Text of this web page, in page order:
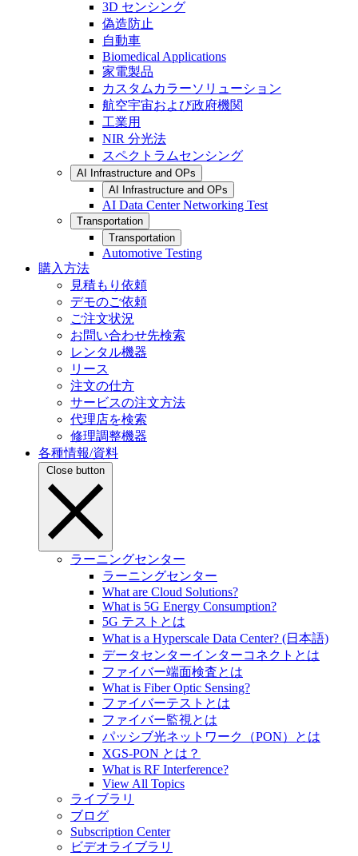
3D センシング
偽造防止
自動車
Biomedical Applications
家電製品
カスタムカラーソリューション
航空宇宙および政府機関
工業用
NIR 分光法
スペクトラムセンシング
AI Infrastructure and OPs
AI Infrastructure and OPs
AI Data Center Networking Test
Transportation
Transportation
Automotive Testing
購入方法
見積もり依頼
デモのご依頼
ご注文状況
お問い合わせ先検索
レンタル機器
リース
注文の仕方
サービスの注文方法
代理店を検索
修理調整機器
各種情報/資料
Close button
ラーニングセンター
ラーニングセンター
What are Cloud Solutions?
What is 5G Energy Consumption?
5G テストとは
What is a Hyperscale Data Center? (日本語)
データセンターインターコネクトとは
ファイバー端面検査とは
What is Fiber Optic Sensing?
ファイバーテストとは
ファイバー監視とは
パッシブ光ネットワーク（PON）とは
XGS-PON とは？
What is RF Interference?
View All Topics
ライブラリ
ブログ
Subscription Center
ビデオライブラリ